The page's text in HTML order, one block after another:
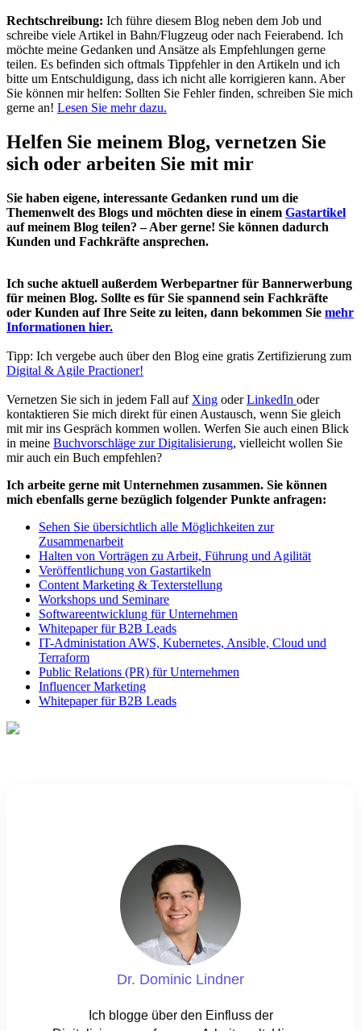
Rechtschreibung: Ich führe diesem Blog neben dem Job und
schreibe viele Artikel in Bahn/Flugzeug oder nach Feierabend. Ich
möchte meine Gedanken und Ansätze als Empfehlungen gerne
teilen. Es befinden sich oftmals Tippfehler in den Artikeln und ich
bitte um Entschuldigung, dass ich nicht alle korrigieren kann. Aber
Sie können mir helfen: Sollten Sie Fehler finden, schreiben Sie mich
gerne an! Lesen Sie mehr dazu.
Helfen Sie meinem Blog, vernetzen Sie
sich oder arbeiten Sie mit mir
Sie haben eigene, interessante Gedanken rund um die
Themenwelt des Blogs und möchten diese in einem Gastartikel
auf meinem Blog teilen? – Aber gerne! Sie können dadurch
Kunden und Fachkräfte ansprechen.
Ich suche aktuell außerdem Werbepartner für Bannerwerbung
für meinen Blog. Sollte es für Sie spannend sein Fachkräfte
oder Kunden auf Ihre Seite zu leiten, dann bekommen Sie mehr
Informationen hier.
Tipp: Ich vergebe auch über den Blog eine gratis Zertifizierung zum
Digital & Agile Practioner!
Vernetzen Sie sich in jedem Fall auf Xing oderLinkedIn oder
kontaktieren Sie mich direkt für einen Austausch, wenn Sie gleich
mit mir ins Gespräch kommen wollen. Werfen Sie auch einen Blick
in meine Buchvorschläge zur Digitalisierung, vielleicht wollen Sie
mir auch ein Buch empfehlen?
Ich arbeite gerne mit Unternehmen zusammen. Sie können
mich ebenfalls gerne bezüglich folgender Punkte anfragen:
Sehen Sie übersichtlich alle Möglichkeiten zur
Zusammenarbeit
Halten von Vorträgen zu Arbeit, Führung und Agilität
Veröffentlichung von Gastartikeln
Content Marketing & Texterstellung
Workshops und Seminare
Softwareentwicklung für Unternehmen
Whitepaper für B2B Leads
IT-Administation AWS, Kubernetes, Ansible, Cloud und
Terraform
Public Relations (PR) für Unternehmen
Influencer Marketing
Whitepaper für B2B Leads
Dr. Dominic Lindner
Ich blogge über den Einfluss der